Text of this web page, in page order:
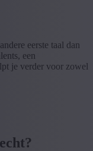
eerste taal dan
een
je verder voor zowel